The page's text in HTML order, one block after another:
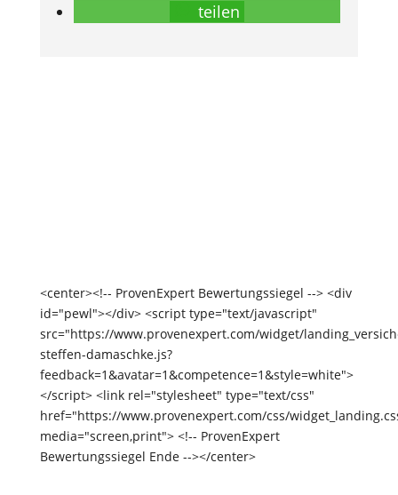
teilen
<center><!-- ProvenExpert Bewertungssiegel --> <div
id="pewl"></div> <script type="text/javascript"
src="https://www.provenexpert.com/widget/
steffen-damaschke.js?
feedback=1&avatar=1&competence=1&style=white">
</script> <link rel="stylesheet" type="text/css"
href="https://www.provenexpert.com/css/
media="screen,print"> <!-- ProvenExpert
Bewertungssiegel Ende --></center>